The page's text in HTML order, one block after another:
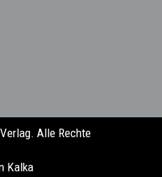
Alle Rechte
Kalka